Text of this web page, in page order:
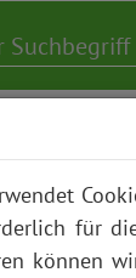
für
können